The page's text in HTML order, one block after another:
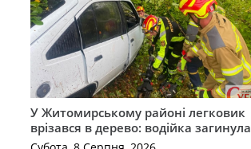
У Житомирському районі легковик
врізався в дерево: водійка загинула